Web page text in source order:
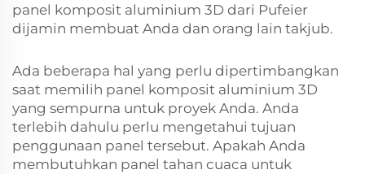
panel komposit aluminium 3D dari Pufeier
dijamin membuat Anda dan orang lain takjub.
Ada beberapa hal yang perlu dipertimbangkan
saat memilih panel komposit aluminium 3D
yang sempurna untuk proyek Anda. Anda
terlebih dahulu perlu mengetahui tujuan
penggunaan panel tersebut. Apakah Anda
membutuhkan panel tahan cuaca untuk